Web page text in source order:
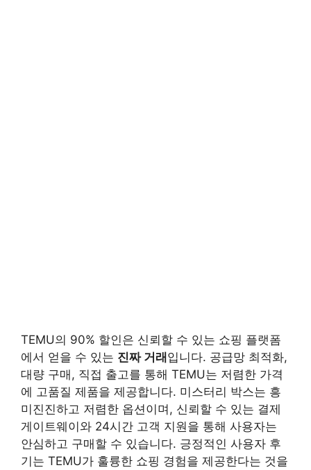
TEMU의 90% 할인은 신뢰할 수 있는 쇼핑 플랫폼
에서 얻을 수 있는 진짜 거래입니다. 공급망 최적화,
대량 구매, 직접 출고를 통해 TEMU는 저렴한 가격
에 고품질 제품을 제공합니다. 미스터리 박스는 흥
미진진하고 저렴한 옵션이며, 신뢰할 수 있는 결제
게이트웨이와 24시간 고객 지원을 통해 사용자는
안심하고 구매할 수 있습니다. 긍정적인 사용자 후
기는 TEMU가 훌륭한 쇼핑 경험을 제공한다는 것을